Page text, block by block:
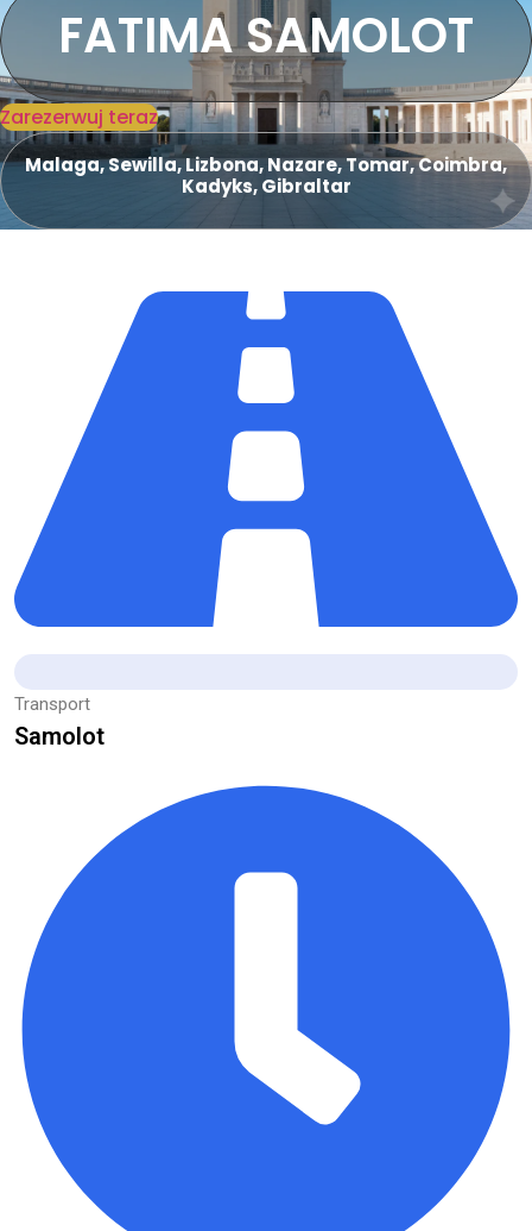
FATIMA SAMOLOT
Zarezerwuj teraz
Malaga, Sewilla, Lizbona, Nazare, Tomar, Coimbra,
Kadyks, Gibraltar
Transport
Samolot